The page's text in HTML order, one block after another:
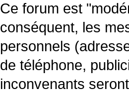
Ce forum est
conséquent, les
personnels
de téléphone,
inconvenants